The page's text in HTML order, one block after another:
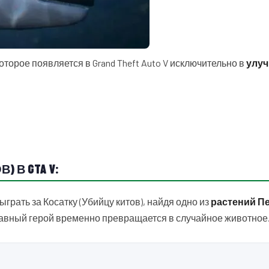
появляется в Grand Theft Auto V исключительно в
В GTA V:
за Косатку (Убийцу китов), найдя одно из растений
герой временно превращается в случайное